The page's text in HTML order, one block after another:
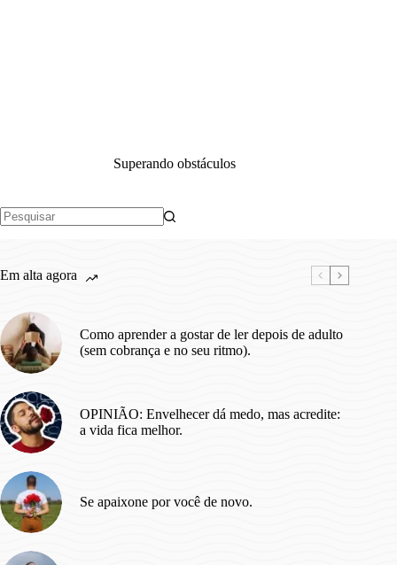
Superando obstáculos
Em alta agora
Como aprender a gostar de ler depois de adulto
(sem cobrança e no seu ritmo).
OPINIÃO: Envelhecer dá medo, mas acredite:
a vida fica melhor.
Se apaixone por você de novo.